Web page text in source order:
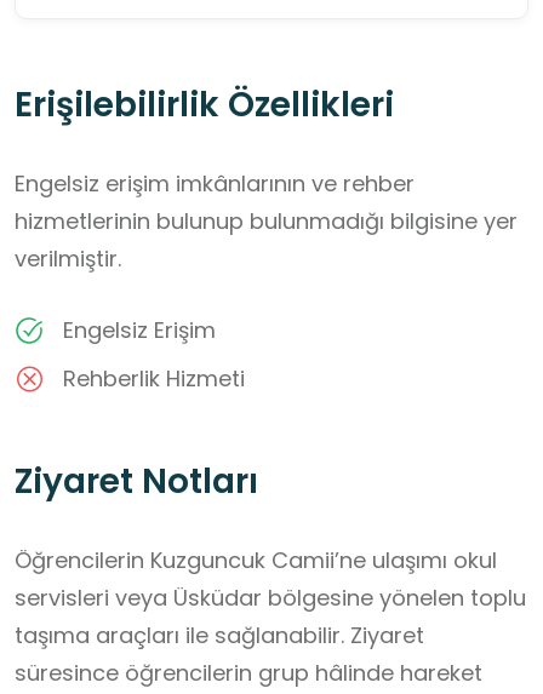
Erişilebilirlik Özellikleri
Engelsiz erişim imkânlarının ve rehber
hizmetlerinin bulunup bulunmadığı bilgisine yer
verilmiştir.
Engelsiz Erişim
Rehberlik Hizmeti
Ziyaret Notları
Öğrencilerin Kuzguncuk Camii’ne ulaşımı okul
servisleri veya Üsküdar bölgesine yönelen toplu
taşıma araçları ile sağlanabilir. Ziyaret
süresince öğrencilerin grup hâlinde hareket